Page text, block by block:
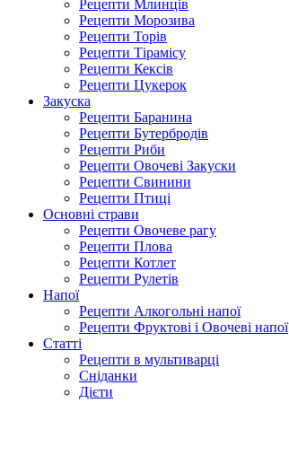
Рецепти Млинців
Рецепти Морозива
Рецепти Торів
Рецепти Тірамісу
Рецепти Кексів
Рецепти Цукерок
Закуска
Рецепти Баранина
Рецепти Бутербродів
Рецепти Риби
Рецепти Овочеві Закуски
Рецепти Свинини
Рецепти Птиці
Основні страви
Рецепти Овочеве рагу
Рецепти Плова
Рецепти Котлет
Рецепти Рулетів
Напої
Рецепти Алкогольні напої
Рецепти Фруктові і Овочеві напої
Статті
Рецепти в мультиварці
Сніданки
Дієти